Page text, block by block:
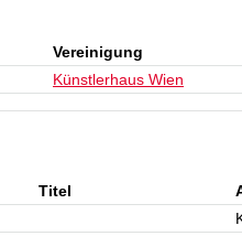
Vereinigung
Künstlerhaus Wien
Titel